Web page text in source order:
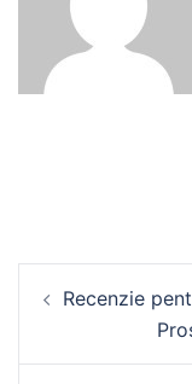
Recenzie